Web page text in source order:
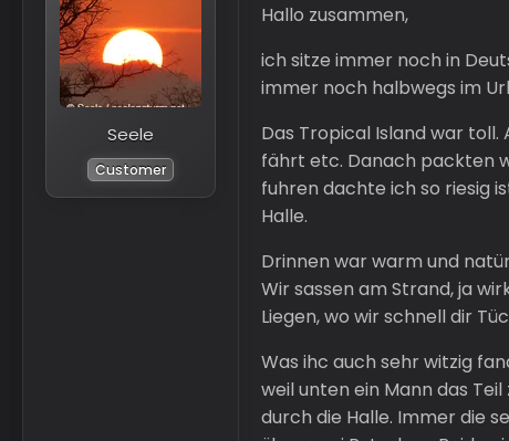
Seele
Customer
Hallo zusammen,
ich sitze immer noch in
immer noch halbwegs im
Das Tropical Island war
fährt etc. Danach packten
fuhren dachte ich so riesig
Halle.
Drinnen war warm und
Wir sassen am Strand, ja
Liegen, wo wir schnell dir
Was ihc auch sehr witzig
weil unten ein Mann das
durch die Halle. Immer die